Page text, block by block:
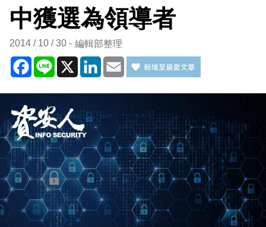
中獲選為領導者
2014 / 10 / 30 編輯部整理
Facebook
Line X LinkedIn
Email